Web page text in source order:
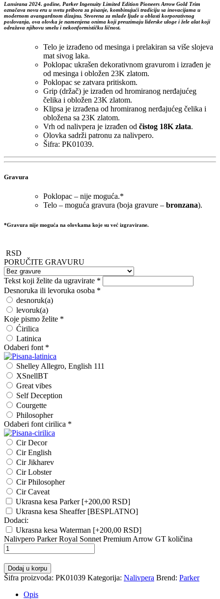
Lansirana 2024. godine, Parker Ingenuity Limited Edition Pioneers Arrow Gold Trim
označava novu eru u svetu pribora za pisanje, kombinujući tradiciju sa inovacijama u
modernom avangardnom dizajnu. Stvorena za mlade ljude u oblasti korporativnog
poslovanja, ova olovka je namenjena onima koji preuzimaju liderske uloge i žele alat koji
odražava njihovu smelu i nekonformističku ličnost.
Telo je izrađeno od mesinga i prelakiran sa više slojeva
mat sivog laka.
Poklopac ukrašen dekorativnom gravurom i izrađen je
od mesinga i obložen 23K zlatom.
Poklopac se zatvara pritiskom.
Grip (držač) je izrađen od hromiranog nerđajućeg
čelika i obložen 23K zlatom.
Klipsa je izrađena od hromiranog nerđajućeg čelika i
obložena sa 23K zlatom.
Vrh od nalivpera je izrađen od čistog 18K zlata.
Olovka sadrži patronu za nalivpero.
Šifra: PK01039.
Gravura
Poklopac – nije moguća.*
Telo – moguća gravura (boja gravure – bronzana).
*Gravura nije moguća na olovkama koje su već izgravirane.
RSD
PORUČITE GRAVURU
Tekst koji želite da ugravirate *
Desnoruka ili levoruka osoba *
desnoruk(a)
levoruk(a)
Koje pismo želite *
Ćirilica
Latinica
Odaberi font *
Shelley Allegro, English 111
XSnellBT
Great vibes
Self Deception
Courgette
Philosopher
Odaberi font cirilica *
Cir Decor
Cir English
Cir Jikharev
Cir Lobster
Cir Philosopher
Cir Caveat
Ukrasna kesa Parker [+200,00 RSD]
Ukrasna kesa Sheaffer [BESPLATNO]
Dodaci:
Ukrasna kesa Waterman [+200,00 RSD]
Nalivpero Parker Royal Sonnet Premium Arrow GT količina
Dodaj u korpu
Šifra proizvoda: PK01039 Kategorija: Nalivpera Brend: Parker
Opis